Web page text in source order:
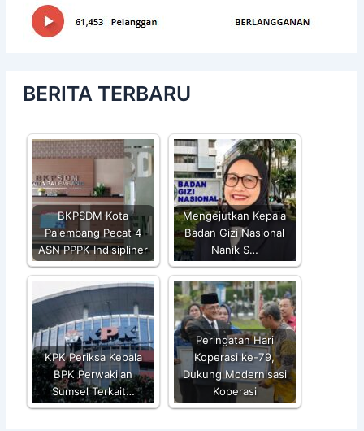
BERITA TERBARU
BKPSDM Kota
Palembang Pecat 4
ASN PPPK Indisipliner
Mengejutkan Kepala
Badan Gizi Nasional
Nanik S…
KPK Periksa Kepala
BPK Perwakilan
Sumsel Terkait…
Peringatan Hari
Koperasi ke-79,
Dukung Modernisasi
Koperasi